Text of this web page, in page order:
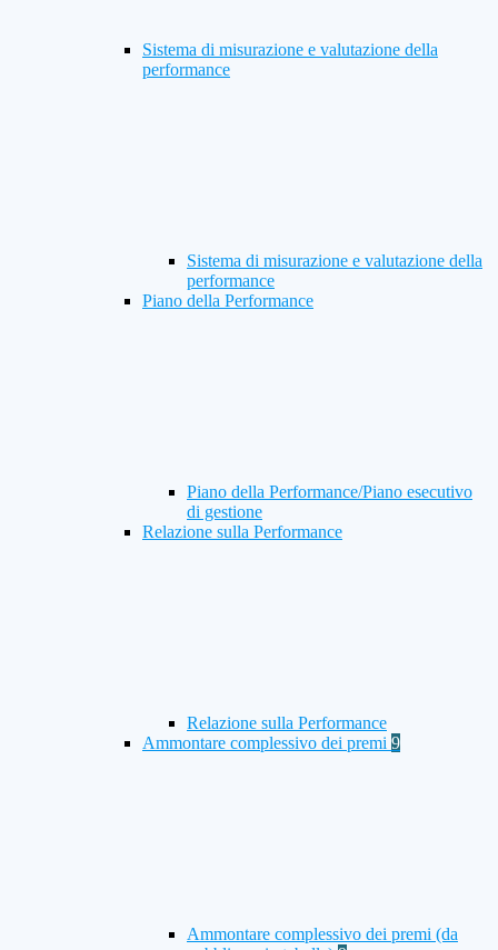
Sistema di misurazione e valutazione della
performance
Sistema di misurazione e valutazione della
performance
Piano della Performance
Piano della Performance/Piano esecutivo
di gestione
Relazione sulla Performance
Relazione sulla Performance
Ammontare complessivo dei premi 9
Ammontare complessivo dei premi (da